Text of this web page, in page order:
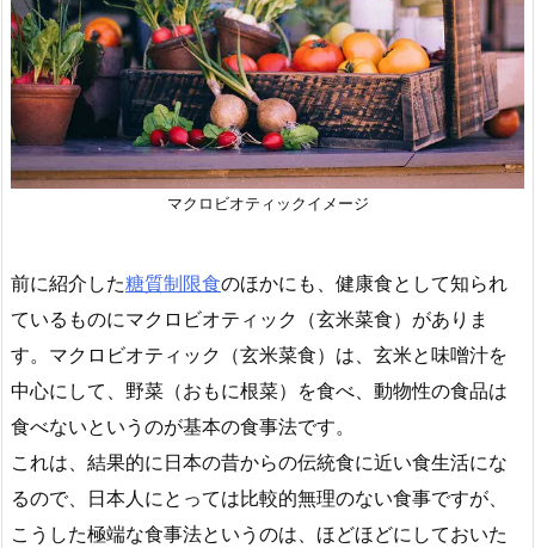
マクロビオティックイメージ
前に紹介した糖質制限食のほかにも、健康食として知られ
ているものにマクロビオティック（玄米菜食）がありま
す。マクロビオティック（玄米菜食）は、玄米と味噌汁を
中心にして、野菜（おもに根菜）を食べ、動物性の食品は
食べないというのが基本の食事法です。
これは、結果的に日本の昔からの伝統食に近い食生活にな
るので、日本人にとっては比較的無理のない食事ですが、
こうした極端な食事法というのは、ほどほどにしておいた